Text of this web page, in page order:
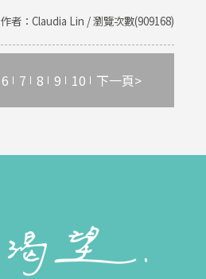
作者：Claudia Lin / 瀏覽次數(909168)
6 7 8 9 10 下一頁>